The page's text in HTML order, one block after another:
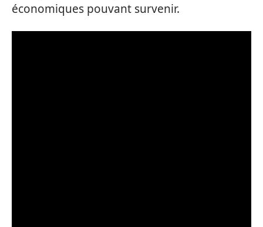
économiques pouvant survenir.